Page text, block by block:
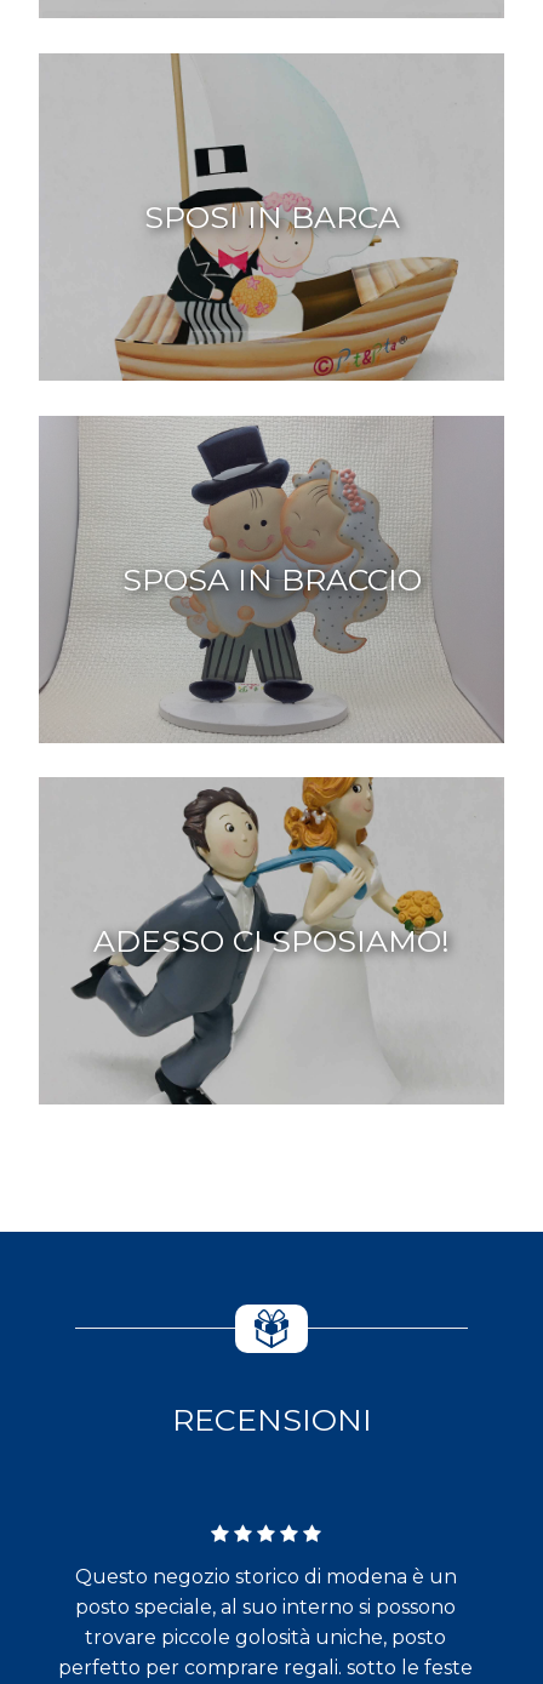
SPOSI IN BARCA
SPOSA IN BRACCIO
ADESSO CI SPOSIAMO!
RECENSIONI
Questo negozio storico di modena è un
posto speciale, al suo interno si possono
trovare piccole golosità uniche, posto
perfetto per comprare regali. sotto le feste